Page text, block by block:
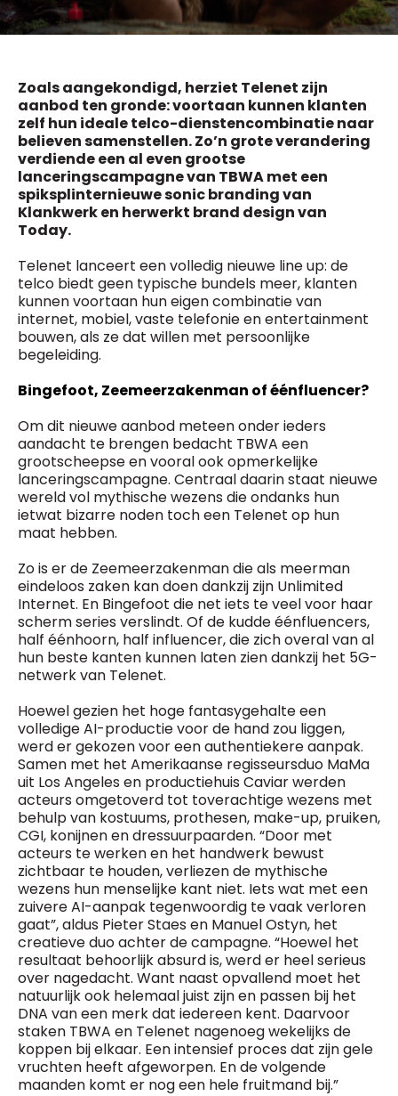
Zoals aangekondigd, herziet Telenet zijn
aanbod ten gronde: voortaan kunnen klanten
zelf hun ideale telco-dienstencombinatie naar
believen samenstellen. Zo’n grote verandering
verdiende een al even grootse
lanceringscampagne van TBWA met een
spiksplinternieuwe sonic branding van
Klankwerk en herwerkt brand design van
Today.
Telenet lanceert een volledig nieuwe line up: de
telco biedt geen typische bundels meer, klanten
kunnen voortaan hun eigen combinatie van
internet, mobiel, vaste telefonie en entertainment
bouwen, als ze dat willen met persoonlijke
begeleiding.
Bingefoot, Zeemeerzakenman of éénfluencer?
Om dit nieuwe aanbod meteen onder ieders
aandacht te brengen bedacht TBWA een
grootscheepse en vooral ook opmerkelijke
lanceringscampagne. Centraal daarin staat nieuwe
wereld vol mythische wezens die ondanks hun
ietwat bizarre noden toch een Telenet op hun
maat hebben.
Zo is er de Zeemeerzakenman die als meerman
eindeloos zaken kan doen dankzij zijn Unlimited
Internet. En Bingefoot die net iets te veel voor haar
scherm series verslindt. Of de kudde éénfluencers,
half éénhoorn, half influencer, die zich overal van al
hun beste kanten kunnen laten zien dankzij het 5G-
netwerk van Telenet.
Hoewel gezien het hoge fantasygehalte een
volledige AI-productie voor de hand zou liggen,
werd er gekozen voor een authentiekere aanpak.
Samen met het Amerikaanse regisseursduo MaMa
uit Los Angeles en productiehuis Caviar werden
acteurs omgetoverd tot toverachtige wezens met
behulp van kostuums, prothesen, make-up, pruiken,
CGI, konijnen en dressuurpaarden. “Door met
acteurs te werken en het handwerk bewust
zichtbaar te houden, verliezen de mythische
wezens hun menselijke kant niet. Iets wat met een
zuivere AI-aanpak tegenwoordig te vaak verloren
gaat”, aldus Pieter Staes en Manuel Ostyn, het
creatieve duo achter de campagne. “Hoewel het
resultaat behoorlijk absurd is, werd er heel serieus
over nagedacht. Want naast opvallend moet het
natuurlijk ook helemaal juist zijn en passen bij het
DNA van een merk dat iedereen kent. Daarvoor
staken TBWA en Telenet nagenoeg wekelijks de
koppen bij elkaar. Een intensief proces dat zijn gele
vruchten heeft afgeworpen. En de volgende
maanden komt er nog een hele fruitmand bij.”
Fred Bouchar
0498 88 64 89
Chief Editor
Griet Byl
0475 97 12 57
g.byl@mm.be
Chief Editor
Damien Lemaire
0477 37 31 65
d.lemaire@mm.be
Daily
Freemium
access
5 x week
MM e - News
1 x week
MM Brunch
1 x week
MM Tech
10 x year
MM Best of
Research
10 x year
MM Blue
(digital)
Vragen ?